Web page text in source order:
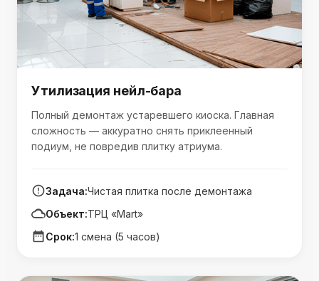
Утилизация нейл-бара
Полный демонтаж устаревшего киоска. Главная
сложность — аккуратно снять приклеенный
подиум, не повредив плитку атриума.
Задача:Чистая плитка после демонтажа
Объект:ТРЦ «Mart»
Срок:1 смена (5 часов)